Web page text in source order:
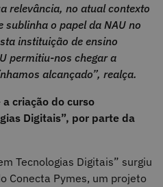
relevância, no atual contexto
sublinha o papel da NAU no
instituição de ensino
permitiu-nos chegar a
alcançado”, realça.
criação do curso
Digitais”, por parte da
Tecnologias Digitais” surgiu
Conecta Pymes, um projeto